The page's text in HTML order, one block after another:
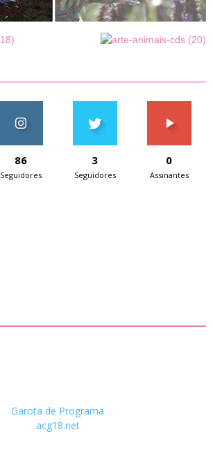
86
Seguidores
3
Seguidores
0
Assinantes
Garota de Programa
acg18.net